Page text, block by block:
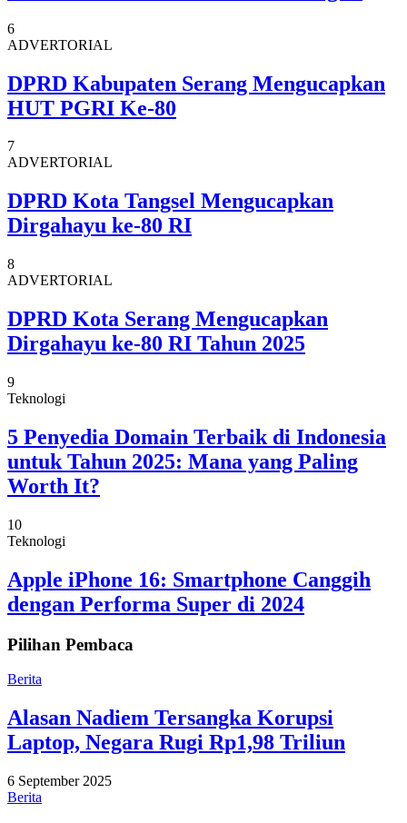
6
ADVERTORIAL
DPRD Kabupaten Serang Mengucapkan
HUT PGRI Ke-80
7
ADVERTORIAL
DPRD Kota Tangsel Mengucapkan
Dirgahayu ke-80 RI
8
ADVERTORIAL
DPRD Kota Serang Mengucapkan
Dirgahayu ke-80 RI Tahun 2025
9
Teknologi
5 Penyedia Domain Terbaik di Indonesia
untuk Tahun 2025: Mana yang Paling
Worth It?
10
Teknologi
Apple iPhone 16: Smartphone Canggih
dengan Performa Super di 2024
Pilihan Pembaca
Berita
Alasan Nadiem Tersangka Korupsi
Laptop, Negara Rugi Rp1,98 Triliun
6 September 2025
Berita